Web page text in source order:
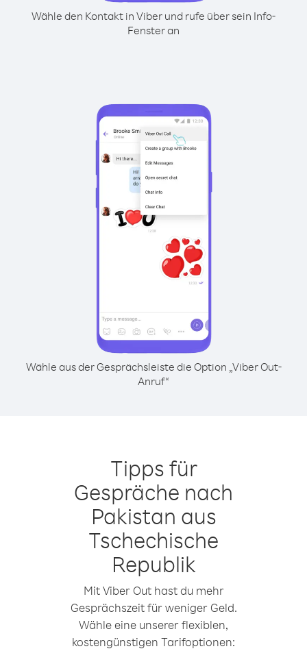
Wähle den Kontakt in Viber und rufe über sein Info-
Fenster an
Wähle aus der Gesprächsleiste die Option „Viber Out-
Anruf“
Tipps für
Gespräche nach
Pakistan aus
Tschechische
Republik
Mit Viber Out hast du mehr
Gesprächszeit für weniger Geld.
Wähle eine unserer flexiblen,
kostengünstigen Tarifoptionen: